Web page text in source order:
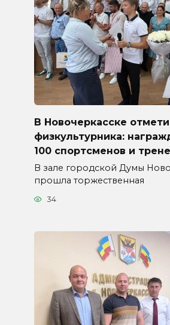
В Новочеркасске
физкультурника:
100 спортсменов и
В зале городской Думы
прошла торжественная
34